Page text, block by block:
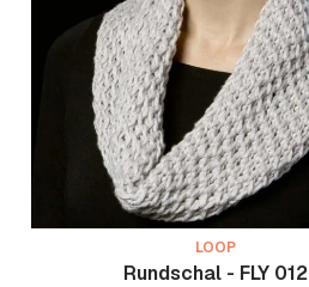
LOOP
Rundschal - FLY 012